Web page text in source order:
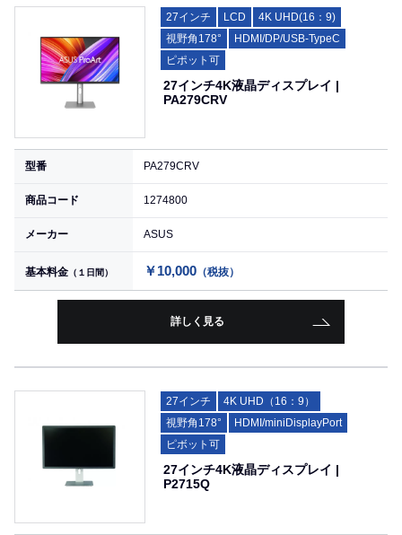
27インチ LCD
4K UHD(16：9)
視野角178°
HDMI/DP/USB-TypeC
ピポット可
27インチ4K液晶ディスプレイ |
PA279CRV
型番 PA279CRV
商品コード 1274800
メーカー ASUS
基本料金 （１日間） ￥10,000 （税抜）
詳しく見る
27インチ
4K UHD（16：9）
視野角178°
HDMI/miniDisplayPort
ピボット可
27インチ4K液晶ディスプレイ |
P2715Q